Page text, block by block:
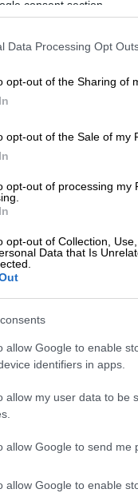
consent section.
Data Processing Opt
opt-out of the Sharing of
opt-out of the Sale of my
opt-out of processing my
opt-out of Collection,
Data that Is
allow Google to enable
identifiers in apps.
allow my user data to be
allow Google to send me
allow Google to enable
πλήθος,
πόλεις της
σιωπηλά
η
video
να
του
και